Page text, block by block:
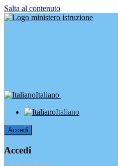
Salta al contenuto
Italiano
Italiano
Accedi
Accedi